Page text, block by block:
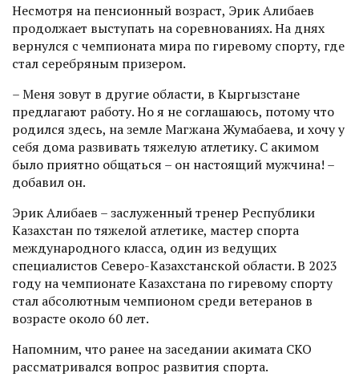
Несмотря на пенсионный возраст, Эрик Алибаев
продолжает выступать на соревнованиях. На днях
вернулся с чемпионата мира по гиревому спорту, где
стал сереб­ряным призером.
– Меня зовут в другие области, в Кыргызстане
предлагают работу. Но я не соглашаюсь, потому что
родился здесь, на земле Магжана Жумабаева, и хочу у
себя дома развивать тяжелую атлетику. С акимом
было приятно общаться – он настоящий мужчина! –
добавил он.
Эрик Алибаев – заслуженный тренер Республики
Казахстан по тяжелой атлетике, мастер спорта
международного класса, один из ведущих
специалистов Северо-Казахстанской области. В 2023
году на чемпионате Казахстана по гиревому спорту
стал абсолютным чемпионом среди ветеранов в
возрасте около 60 лет.
Напомним, что ранее на заседании акимата СКО
рассматривался вопрос развития спорта.